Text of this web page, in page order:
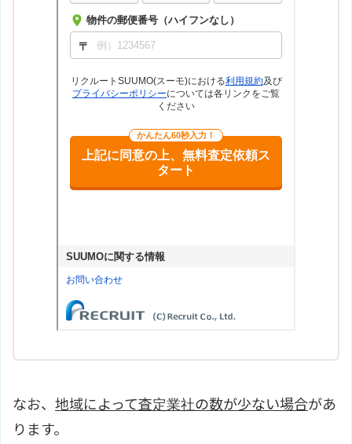
なお、 地域によって査定業社の数が少ない場合があ
ります。